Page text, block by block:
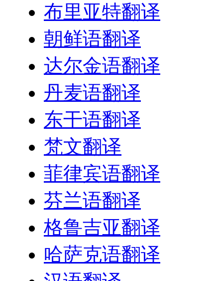
布里亚特翻译
朝鲜语翻译
达尔金语翻译
丹麦语翻译
东干语翻译
梵文翻译
菲律宾语翻译
芬兰语翻译
格鲁吉亚翻译
哈萨克语翻译